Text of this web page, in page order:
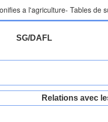
a l'agriculture- Tables de
SG/DAFL
Relations avec